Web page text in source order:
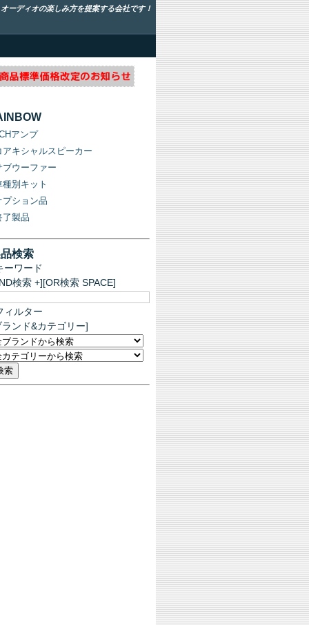
ーディオの楽しみ方を提案する会社です！
アンプ
アキシャルスピーカー
ブウーファー
種別キット
プション品
了製品
検索
ーワード
検索 +][OR検索 SPACE]
ィルター
ランド&カテゴリー]